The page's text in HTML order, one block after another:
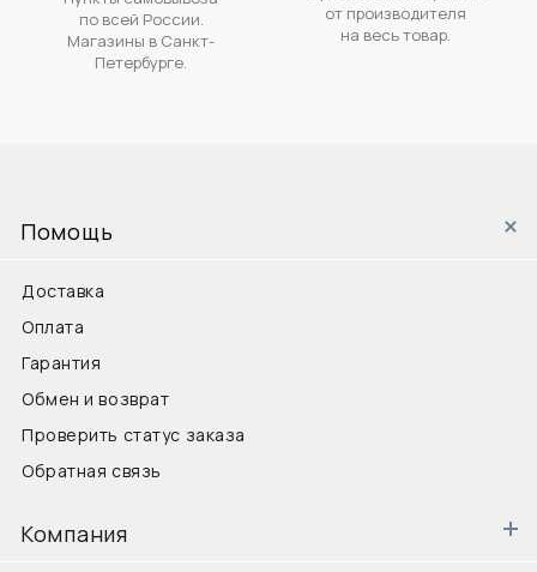
по всей России.
Магазины в Санкт-
Петербурге.
от производителя
на весь товар.
Помощь
Доставка
Оплата
Гарантия
Обмен и возврат
Проверить статус заказа
Обратная связь
Компания